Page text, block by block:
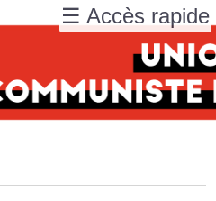
☰ Accès rapide